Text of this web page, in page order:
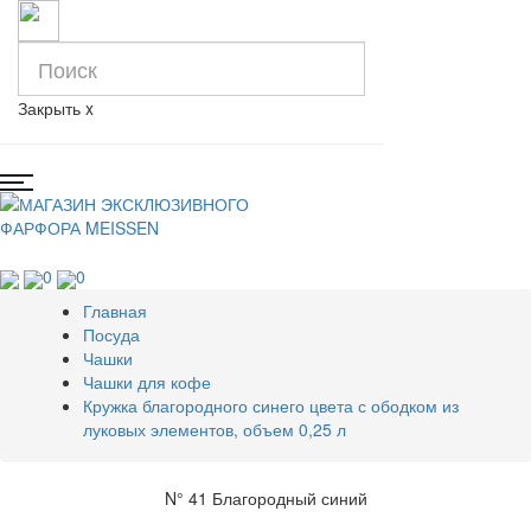
Закрыть x
0
0
Главная
Посуда
Чашки
Чашки для кофе
Кружка благородного синего цвета с ободком из
луковых элементов, объем 0,25 л
N° 41 Благородный синий